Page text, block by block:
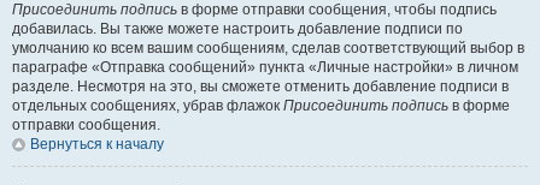
Присоединить подпись в форме отправки сообщения, чтобы подпись
добавилась. Вы также можете настроить добавление подписи по
умолчанию ко всем вашим сообщениям, сделав соответствующий выбор в
параграфе «Отправка сообщений» пункта «Личные настройки» в личном
разделе. Несмотря на это, вы сможете отменить добавление подписи в
отдельных сообщениях, убрав флажок Присоединить подпись в форме
отправки сообщения.
Вернуться к началу